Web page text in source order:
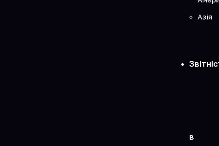
Азія
в